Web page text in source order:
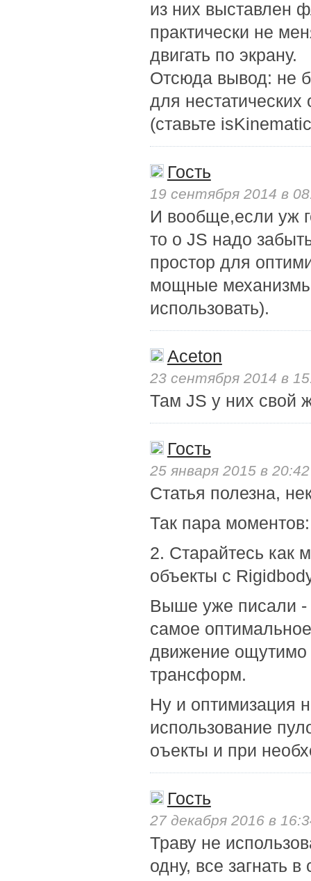
из них выставлен
практически не
двигать по экрану.
Отсюда вывод: не
для
(ставьте
Гость
19 сентября 2014 в
И вообще,если уж
то о JS надо
простор для
мощные
использовать).
Aceton
23 сентября 2014 в
Там JS у них свой
Гость
25 января 2015 в 20:42
Статья полезна,
Так пара моментов:
2. Старайтесь как
объекты с
Выше уже писали -
самое
движение ощутимо
трансформ.
Ну и оптимизация
использование
оъекты и при
Гость
27 декабря 2016 в
Траву не
одну, все загнать